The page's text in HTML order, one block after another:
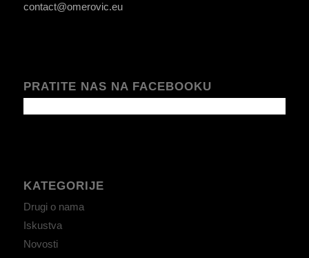
contact@omerovic.eu
PRATITE NAS NA FACEBOOKU
KATEGORIJE
Drugi o nama
Iskustva
Novosti